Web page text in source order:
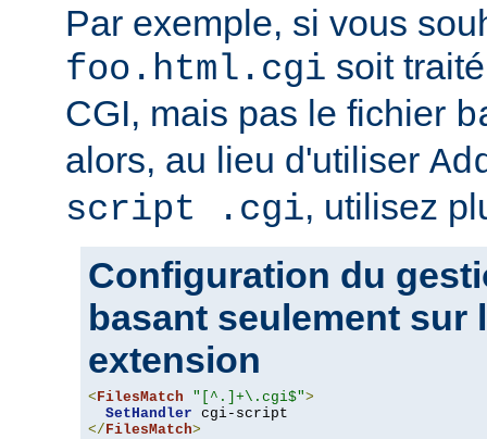
Par exemple, si vous
foo.html.cgi soit
CGI, mais pas le fichier
alors, au lieu d'utiliser
script .cgi, utilisez
Configuration du
basant seulement sur
extension
< FilesMatch "[^.]+\.cgi$">
SetHandler
</ FilesMatch>